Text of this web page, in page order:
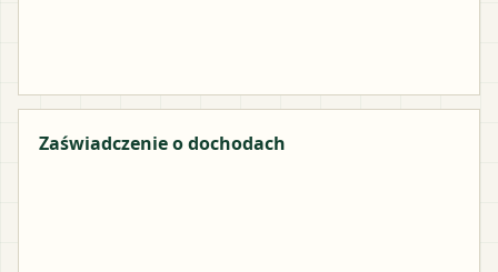
Zaświadczenie o dochodach